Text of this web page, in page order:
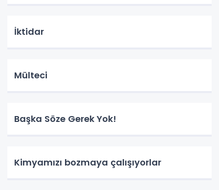
İktidar
Mülteci
Başka Söze Gerek Yok!
Kimyamızı bozmaya çalışıyorlar